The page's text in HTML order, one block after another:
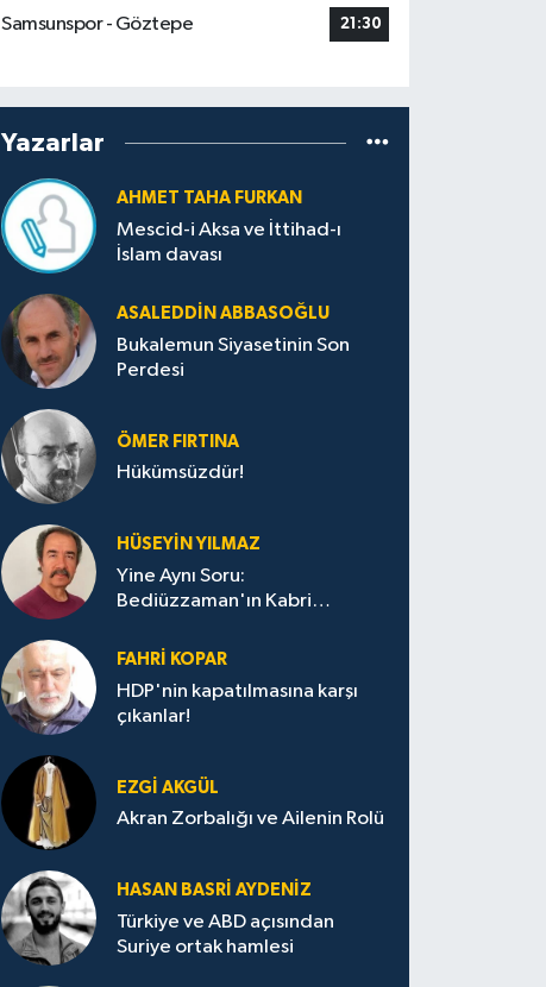
Samsunspor - Göztepe
21:30
Yazarlar
AHMET TAHA FURKAN
Mescid-i Aksa ve İttihad-ı
İslam davası
ASALEDDIN ABBASOĞLU
Bukalemun Siyasetinin Son
Perdesi
ÖMER FIRTINA
Hükümsüzdür!
HÜSEYIN YILMAZ
Yine Aynı Soru:
Bediüzzaman'ın Kabri
FAHRI KOPAR
HDP'nin kapatılmasına karşı
çıkanlar!
EZGI AKGÜL
Akran Zorbalığı ve Ailenin Rolü
HASAN BASRI AYDENIZ
Türkiye ve ABD açısından
Suriye ortak hamlesi